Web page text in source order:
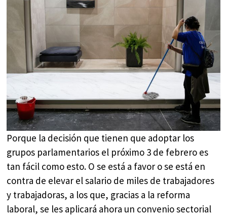
Porque la decisión que tienen que adoptar los
grupos parlamentarios el próximo 3 de febrero es
tan fácil como esto. O se está a favor o se está en
contra de elevar el salario de miles de trabajadores
y trabajadoras, a los que, gracias a la reforma
laboral, se les aplicará ahora un convenio sectorial